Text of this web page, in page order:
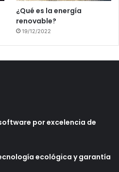
¿Qué es la energía
renovable?
19/12/2022
por excelencia de
ecológica y garantía